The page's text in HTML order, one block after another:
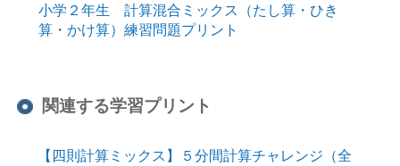
小学２年生 計算混合ミックス（たし算・ひき
算・かけ算）練習問題プリント
関連する学習プリント
【四則計算ミックス】５分間計算チャレンジ（全